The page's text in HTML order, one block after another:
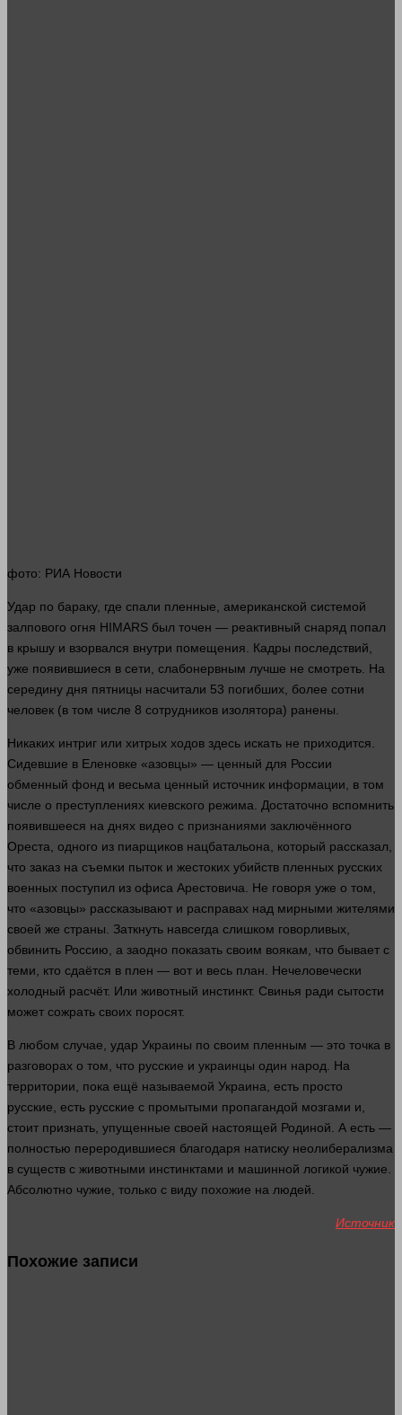
фото: РИА Новости
Удар по бараку, где спали пленные, американской системой
залпового огня HIMARS был точен — реактивный снаряд попал
в крышу и взорвался внутри помещения. Кадры последствий,
уже появившиеся в сети, слабонервным лучше не смотреть. На
середину дня пятницы насчитали 53 погибших, более сотни
человек (в том числе 8 сотрудников изолятора) ранены.
Никаких интриг или хитрых ходов здесь искать не приходится.
Сидевшие в Еленовке «азовцы» — ценный для России
обменный фонд и весьма ценный источник информации , в том
числе о преступлениях киевского режима. Достаточно вспомнить
появившееся на днях видео с признаниями заключённого
Ореста, одного из пиарщиков нацбатальона, который рассказал,
что заказ на съемки пыток и жестоких убийств пленных русских
военных поступил из офиса Арестовича. Не говоря уже о том,
что «азовцы» рассказывают и расправах над мирными жителями
своей же страны . Заткнуть навсегда слишком говорливых,
обвинить Россию, а заодно показать своим воякам, что бывает с
теми, кто сдаётся в плен — вот и весь план. Нечеловечески
холодный расчёт. Или животный инстинкт. Свинья ради сытости
может сожрать своих поросят.
В любом случае , удар Украины по своим пленным — это точка в
разговорах о том, что русские и украинцы один народ. На
территории, пока ещё называемой Украина, есть просто
русские, есть русские с промытыми пропагандой мозгами и,
стоит признать, упущенные своей настоящей Родиной. А есть —
полностью переродившиеся благодаря натиску неолиберализма
в существ с животными инстинктами и машинной логикой чужие.
Абсолютно чужие, только с виду похожие на людей
Источник
Похожие записи